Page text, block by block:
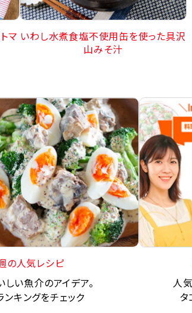
マ いわし水煮食塩不使用缶を使った具沢
山みそ汁
の人気レシピ
い魚介のアイデア。
キングをチェック
人
タ